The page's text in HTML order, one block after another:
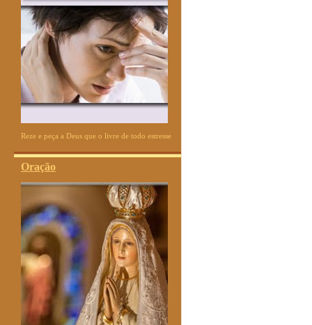
Reze e peça a Deus que o livre de todo estresse
Oração